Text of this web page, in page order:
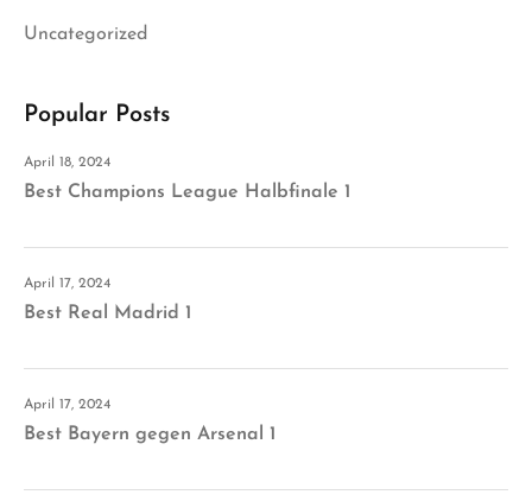
Uncategorized
Popular Posts
April 18, 2024
Best Champions League Halbfinale 1
April 17, 2024
Best Real Madrid 1
April 17, 2024
Best Bayern gegen Arsenal 1